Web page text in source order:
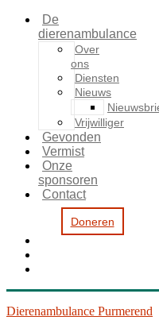
De
dierenambulance
Over
ons
Diensten
Nieuws
Vrijwilliger
Gevonden
Vermist
Onze
sponsoren
Contact
Doneren
Dierenambulance Purmerend